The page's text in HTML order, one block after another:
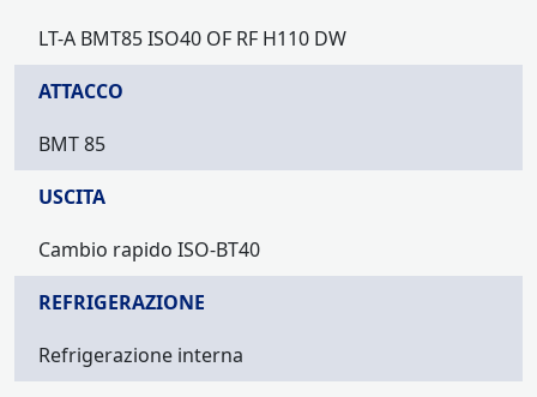
LT-A BMT85 ISO40 OF RF H110 DW
ATTACCO
BMT 85
USCITA
Cambio rapido ISO-BT40
REFRIGERAZIONE
Refrigerazione interna